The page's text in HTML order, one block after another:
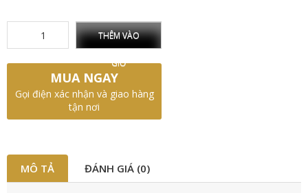
THÊM VÀO
GIỎ
MUA NGAY
Gọi điện xác nhận và giao hàng
tận nơi
MÔ TẢ ĐÁNH GIÁ (0)